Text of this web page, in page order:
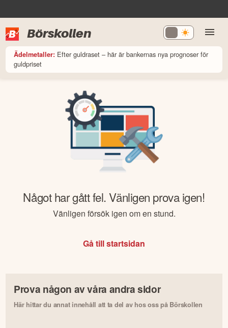
Börskollen
Ädelmetaller: Efter guldraset – här är bankernas nya prognoser för
guldpriset
Något har gått fel. Vänligen prova igen!
Vänligen försök igen om en stund.
Gå till startsidan
Prova någon av våra andra sidor
Här hittar du annat innehåll att ta del av hos oss på Börskollen